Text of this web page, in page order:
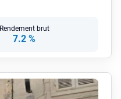
Rendement brut
7.2 %